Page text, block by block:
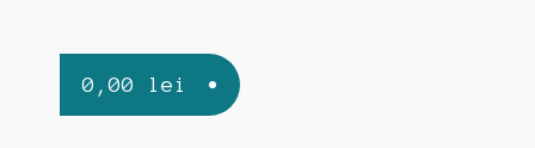
0,00 lei